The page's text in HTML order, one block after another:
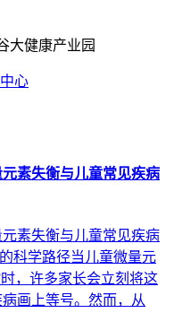
大健康产业园
心
素失衡与儿童常见疾病
素失衡与儿童常见疾病
科学路径当儿童微量元
，许多家长会立刻将这
画上等号。然而，从